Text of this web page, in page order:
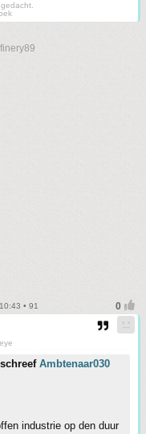
• 91
schreef Ambtenaar030
industrie op den duur